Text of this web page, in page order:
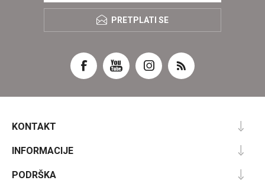
PRETPLATI SE
KONTAKT
INFORMACIJE
PODRŠKA